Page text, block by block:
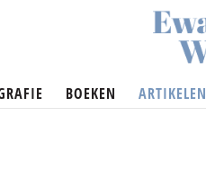
BOEKEN ARTIKELEN